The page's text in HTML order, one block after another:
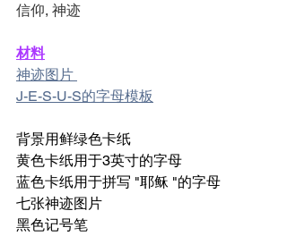
信仰, 神迹
材料
神迹图片
J-E-S-U-S的字母模板
背景用鲜绿色卡纸
黄色卡纸用于3英寸的字母
蓝色卡纸用于拼写 "耶稣 "的字母
七张神迹图片
黑色记号笔